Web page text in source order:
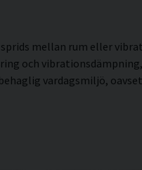
mellan rum eller
och
vardagsmiljö,